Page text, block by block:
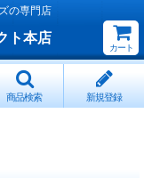
の専門店
ト本店
カート
商品検索 新規登録